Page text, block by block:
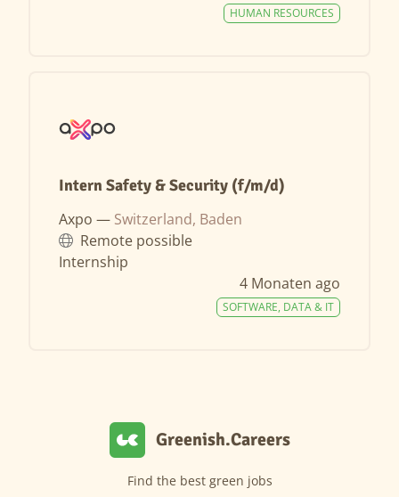
HUMAN RESOURCES
Intern Safety & Security (f/m/d)
Axpo — Switzerland, Baden
Remote possible
Internship
4 Monaten ago
SOFTWARE, DATA & IT
Greenish.Careers
Find the best green jobs